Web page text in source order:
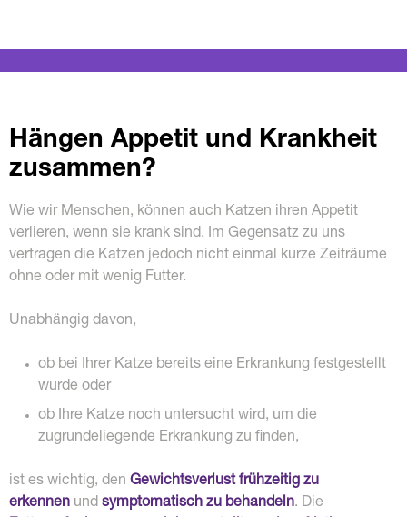
Hängen Appetit und Krankheit
zusammen?
Wie wir Menschen, können auch Katzen ihren Appetit
verlieren, wenn sie krank sind. Im Gegensatz zu uns
vertragen die Katzen jedoch nicht einmal kurze Zeiträume
ohne oder mit wenig Futter.
Unabhängig davon,
ob bei Ihrer Katze bereits eine Erkrankung festgestellt
wurde oder
ob Ihre Katze noch untersucht wird, um die
zugrundeliegende Erkrankung zu finden,
ist es wichtig, den Gewichtsverlust frühzeitig zu
erkennen und symptomatisch zu behandeln. Die